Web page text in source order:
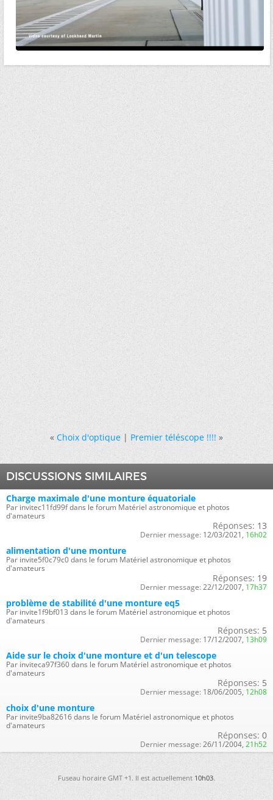
« Choix d'optique|Premier téléscope !!!! »
DISCUSSIONS SIMILAIRES
Charge maximale d'une monture équatoriale
Par invitec11fd99f dans le forum Matériel astronomique et photos
d'amateurs
Réponses: 13
Dernier message: 12/03/2021, 16h02
alimentation d'une monture
Par invite5f0c79c0 dans le forum Matériel astronomique et photos
d'amateurs
Réponses: 19
Dernier message: 22/12/2007, 17h37
problème de stabilité d'une monture eq5
Par invite1f9bf013 dans le forum Matériel astronomique et photos
d'amateurs
Réponses: 5
Dernier message: 17/12/2007, 13h09
Aide sur le choix d'une monture et d'un telescope
Par inviteca97f360 dans le forum Matériel astronomique et photos
d'amateurs
Réponses: 5
Dernier message: 18/06/2005, 12h08
choix d'une monture
Par invite9ba82616 dans le forum Matériel astronomique et photos
d'amateurs
Réponses: 0
Dernier message: 26/11/2004, 21h52
Fuseau horaire GMT +1. Il est actuellement10h03.